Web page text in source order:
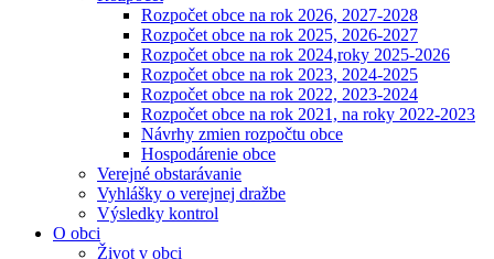
Rozpočet obce na rok 2026, 2027-2028
Rozpočet obce na rok 2025, 2026-2027
Rozpočet obce na rok 2024,roky 2025-2026
Rozpočet obce na rok 2023, 2024-2025
Rozpočet obce na rok 2022, 2023-2024
Rozpočet obce na rok 2021, na roky 2022-2023
Návrhy zmien rozpočtu obce
Hospodárenie obce
Verejné obstarávanie
Vyhlášky o verejnej dražbe
Výsledky kontrol
O obci
Život v obci